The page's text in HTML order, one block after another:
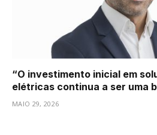
“O investimento inicial em
elétricas continua a ser uma
MAIO 29, 2026